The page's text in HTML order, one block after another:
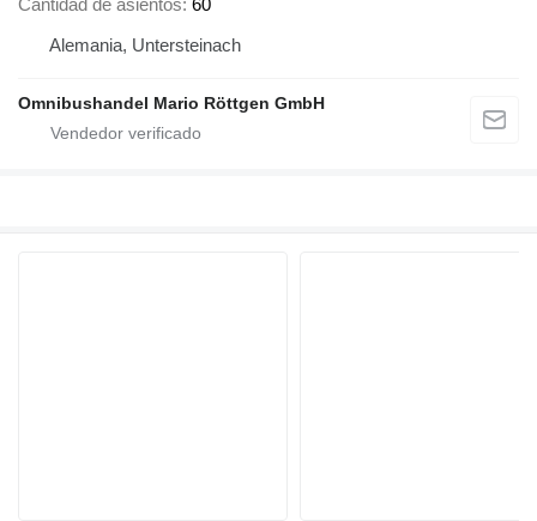
Cantidad de asientos 60
Alemania, Untersteinach
Omnibushandel Mario Röttgen GmbH